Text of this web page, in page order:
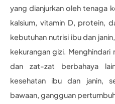
yang dianjurkan oleh tenaga
kalsium, vitamin D, protein,
kebutuhan nutrisi ibu dan
kekurangan gizi.
dan zat-zat berbahaya
kesehatan ibu dan janin,
bawaan, gangguan